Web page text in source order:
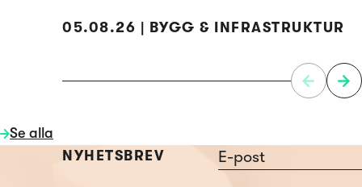
05.08.26 | BYGG & INFRASTRUKTUR
Se alla
NYHETSBREV
Section